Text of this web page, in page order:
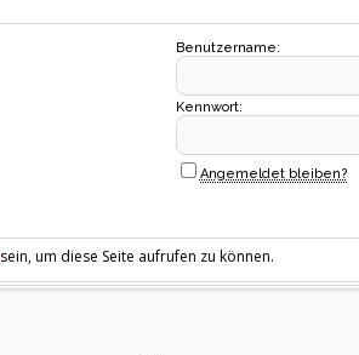
Benutzername:
Kennwort:
Angemeldet bleiben?
sein, um diese Seite aufrufen zu können.